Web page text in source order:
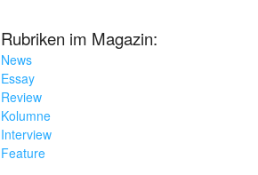
Rubriken im Magazin:
News
Essay
Review
Kolumne
Interview
Feature